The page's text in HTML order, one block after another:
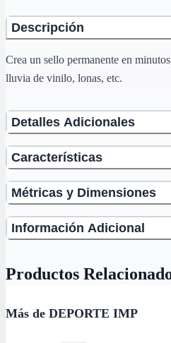
Descripción
Crea un sello permanente en
lluvia de vinilo, lonas, etc.
Detalles Adicionales
Características
Métricas y Dimensiones
Información Adicional
Productos
Más de DEPORTE IMP